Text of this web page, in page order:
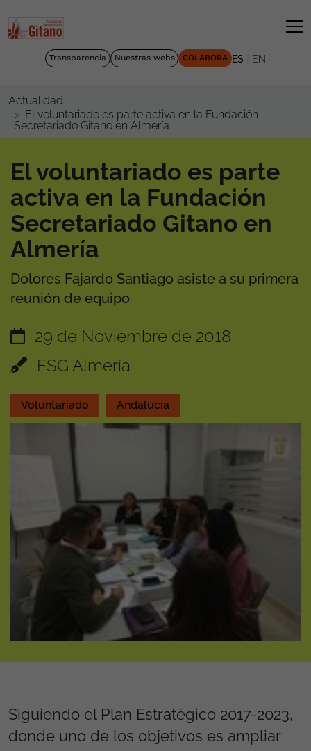
Transparencia Nuestras webs COLABORA ES EN
Actualidad
El voluntariado es parte activa en la Fundación
Secretariado Gitano en Almería
El voluntariado es parte
activa en la Fundación
Secretariado Gitano en
Almería
Dolores Fajardo Santiago asiste a su primera
reunión de equipo
29 de Noviembre de 2018
FSG Almería
Voluntariado Andalucía
Siguiendo el Plan Estratégico 2017-2023,
donde uno de los objetivos es ampliar